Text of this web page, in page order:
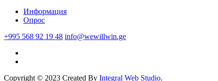
Информация
Опрос
+995 568 92 19 48 info@wewillwin.ge
Copyright © 2023 Created By Integral Web Studio.